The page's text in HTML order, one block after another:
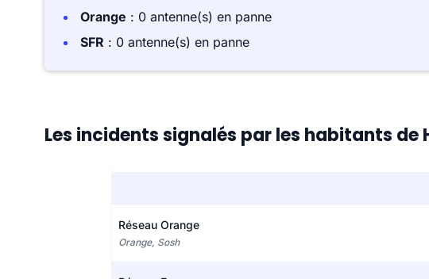
Orange : 0 antenne(s) en panne
SFR : 0 antenne(s) en panne
Les incidents signalés par les habitants de
Réseau Orange
Orange, Sosh